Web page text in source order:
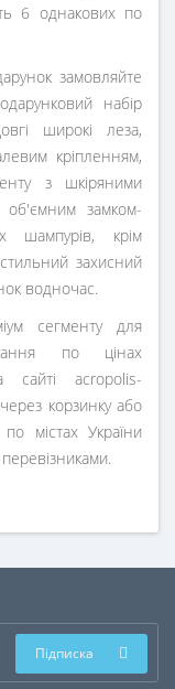
6 однакових по
замовляйте
набір
широкі леза,
кріпленням,
з шкіряними
об'ємним замком-
шампурів, крім
захисний
водночас.
сегменту для
по цінах
сайті acropolis-
корзинку або
містах України
Підписка